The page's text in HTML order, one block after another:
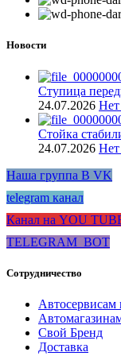
Новости
Ступица
24.07.2026 Нет
Стойка
24.07.2026 Нет
Наша группа В VK
telegram канал
Канал на YOU
TELEGRAM_BOT
Сотрудничество
Свой Бренд
Доставка